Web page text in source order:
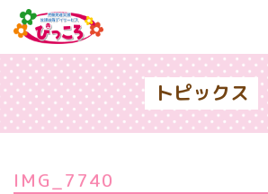
トピックス
IMG_7740